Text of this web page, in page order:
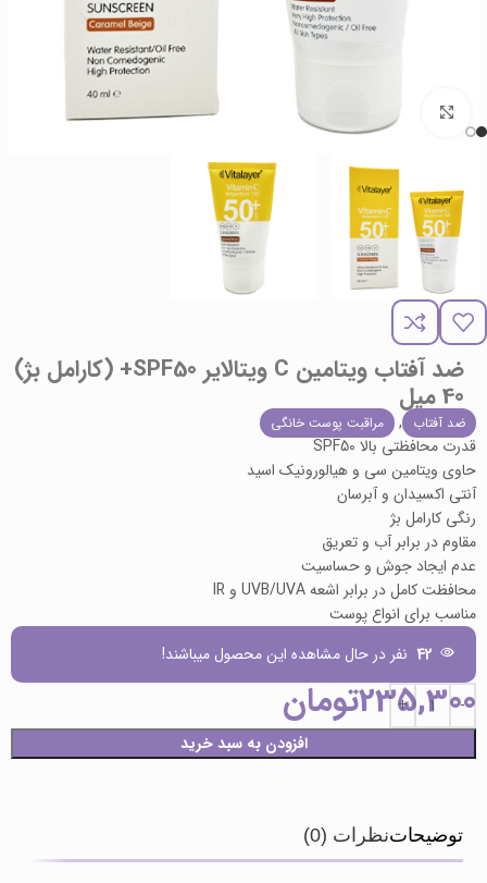
برای بزرگنمایی کلیک کنید
ضد آفتاب ویتامین C ویتالایر SPF50+ (کارامل بژ)
40 میل
ضد آفتاب , مراقبت پوست خانگی
قدرت محافظتی بالا SPF50
حاوی ویتامین سی و هیالورونیک اسید
آنتی اکسیدان و آبرسان
رنگی کارامل بژ
مقاوم در برابر آب و تعریق
عدم ایجاد جوش و حساسیت
محافظت کامل در برابر اشعه UVB/UVA و IR
مناسب برای انواع پوست
42 نفر در حال مشاهده این محصول میباشند!
235,300تومان
افزودن به سبد خرید
توضیحاتنظرات (0)